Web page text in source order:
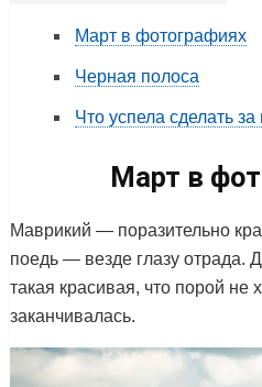
Март в фотографиях
Черная полоса
Что успела сделать за
Март в
Маврикий — поразительно
поедь — везде глазу отрада.
такая красивая, что порой не
заканчивалась.